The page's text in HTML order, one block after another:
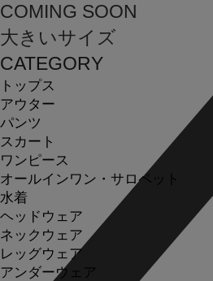
COMING SOON
大きいサイズ
CATEGORY
トップス
アウター
パンツ
スカート
ワンピース
オールインワン・サロペット
水着
ヘッドウェア
ネックウェア
レッグウェア
アンダーウェア